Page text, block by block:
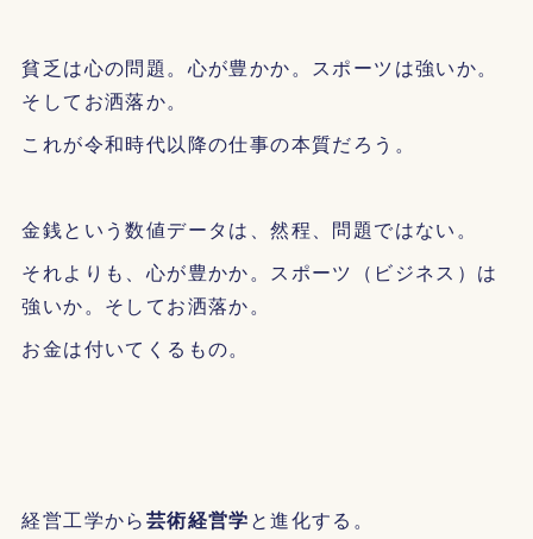
貧乏は心の問題。心が豊かか。スポーツは強いか。
そしてお洒落か。
これが令和時代以降の仕事の本質だろう。
金銭という数値データは、然程、問題ではない。
それよりも、心が豊かか。スポーツ（ビジネス）は
強いか。そしてお洒落か。
お金は付いてくるもの。
経営工学から芸術経営学と進化する。